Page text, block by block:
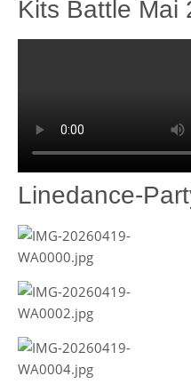
Kits Battle Mai
Linedance-